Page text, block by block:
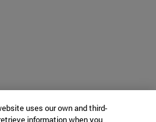
uses our own and third-
information when you